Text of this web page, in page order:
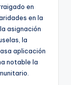
en
en la
asignación
la
aplicación
notable la